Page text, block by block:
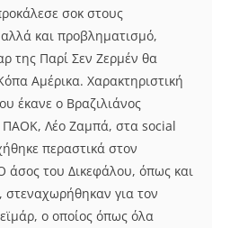
σοκ στους
και προβληματισμό,
της Παρί Σεν Ζερμέν θα
Αμέρικα. Χαρακτηριστική
έκανε ο Βραζιλιάνος
ΠΑΟΚ, Λέο Ζαμπά, στα social
περαστικά στον
του Δικεφάλου, όπως και
στεναχωρήθηκαν για τον
ο οποίος όπως όλα